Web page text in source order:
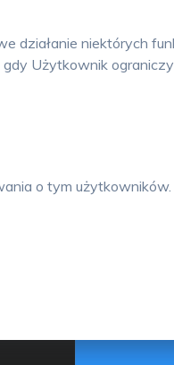
działanie niektórych
Użytkownik
o tym użytkowników.